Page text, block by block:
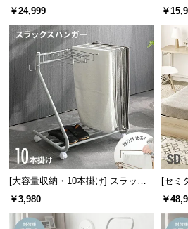
ー
￥24,999
脚長
￥
[大容量収納・10本掛け] スラック
スハンガー キャスター付き 出し入
￥3,980
[セミ
ント
￥